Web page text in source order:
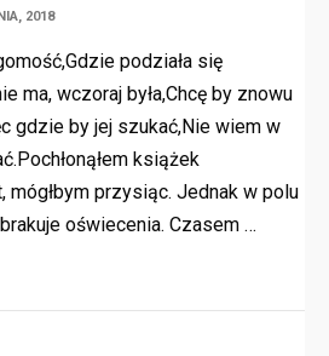
2018
podziała się
ma, wczoraj była,Chcę by znowu
gdzie by jej szukać,Nie wiem w
książek
przysiąc. Jednak w polu
oświecenia. Czasem …